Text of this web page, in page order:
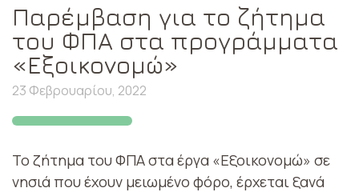
Παρέμβαση για το ζήτημα
του ΦΠΑ στα προγράμματα
«Εξοικονομώ»
23 Φεβρουαρίου, 2022
Το ζήτημα του ΦΠΑ στα έργα «Εξοικονομώ» σε
νησιά που έχουν μειωμένο φόρο, έρχεται ξανά